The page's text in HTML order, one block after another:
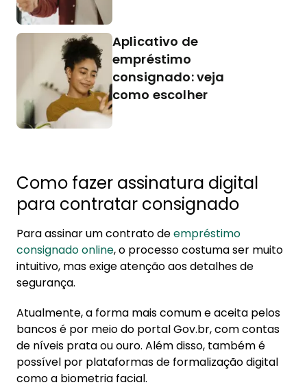
Aplicativo de
empréstimo
consignado: veja
como escolher
Como fazer assinatura digital
para contratar consignado
Para assinar um contrato deempréstimo
consignado online, o processo costuma ser muito
intuitivo, mas exige atenção aos detalhes de
segurança.
Atualmente, a forma mais comum e aceita pelos
bancos é por meio do portal Gov.br, com contas
de níveis prata ou ouro. Além disso, também é
possível por plataformas de formalização digital
como a biometria facial.